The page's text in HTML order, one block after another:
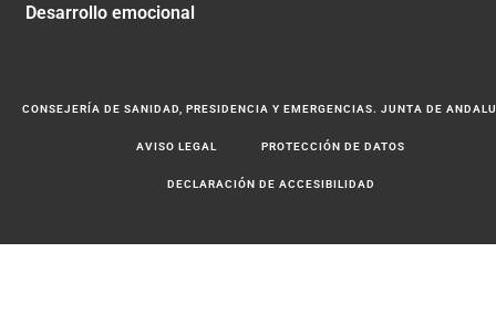
Desarrollo emocional
CONSEJERÍA DE SANIDAD, PRESIDENCIA Y EMERGENCIAS. JUNTA DE
AVISO LEGAL PROTECCIÓN DE DATOS
DECLARACIÓN DE ACCESIBILIDAD